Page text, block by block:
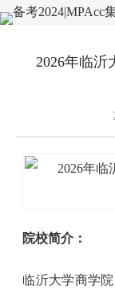
2026年临沂
院校简介：
临沂大学商学